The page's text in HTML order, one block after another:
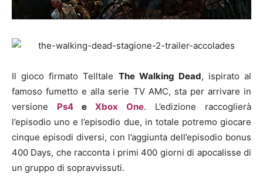
Il gioco firmato Telltale The Walking Dead, ispirato al
famoso fumetto e alla serie TV AMC, sta per arrivare in
versione Ps4 e Xbox One. L’edizione raccoglierà
l’episodio uno e l’episodio due, in totale potremo giocare
cinque episodi diversi, con l’aggiunta dell’episodio bonus
400 Days, che racconta i primi 400 giorni di apocalisse di
un gruppo di sopravvissuti.